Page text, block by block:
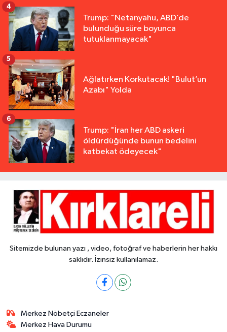
Trump: "Netanyahu, ABD’de
bulunduğu süre boyunca
tutuklanmayacak"
4
Ağlatırken Korkutacak! "Bulut’un
Azabı" Yolda
5
Trump: "İran her ABD askeri
öldürdüğünde bunun bedelini
katbekat ödeyecek"
6
Sitemizde bulunan yazı , video, fotoğraf ve haberlerin her hakkı
saklıdır. İzinsiz kullanılamaz.
Merkez Nöbetçi Eczaneler
Merkez Hava Durumu